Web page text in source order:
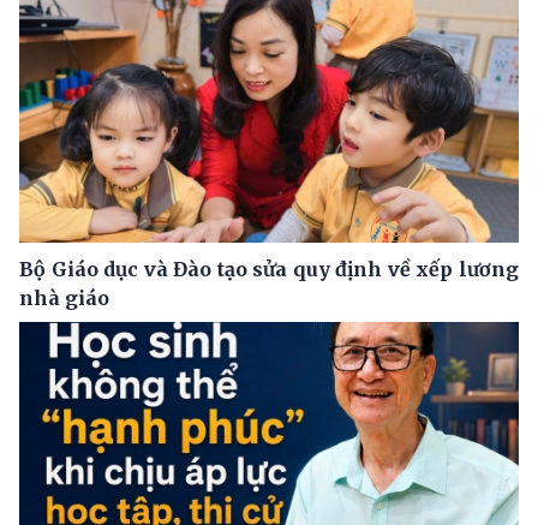
Bộ Giáo dục và Đào tạo sửa quy định về xếp lương
nhà giáo